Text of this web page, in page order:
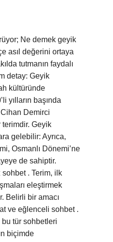
Ne demek geyik
asıl değerini ortaya
tutmanın faydalı
detay: Geyik
kültüründe
yılların başında
Demirci
terimdir. Geyik
gelebilir: Ayrıca,
Osmanlı Dönemi’ne
de sahiptir.
. Terim, ilk
eleştirmek
Belirli bir amacı
ve eğlenceli sohbet .
tür sohbetleri
biçimde